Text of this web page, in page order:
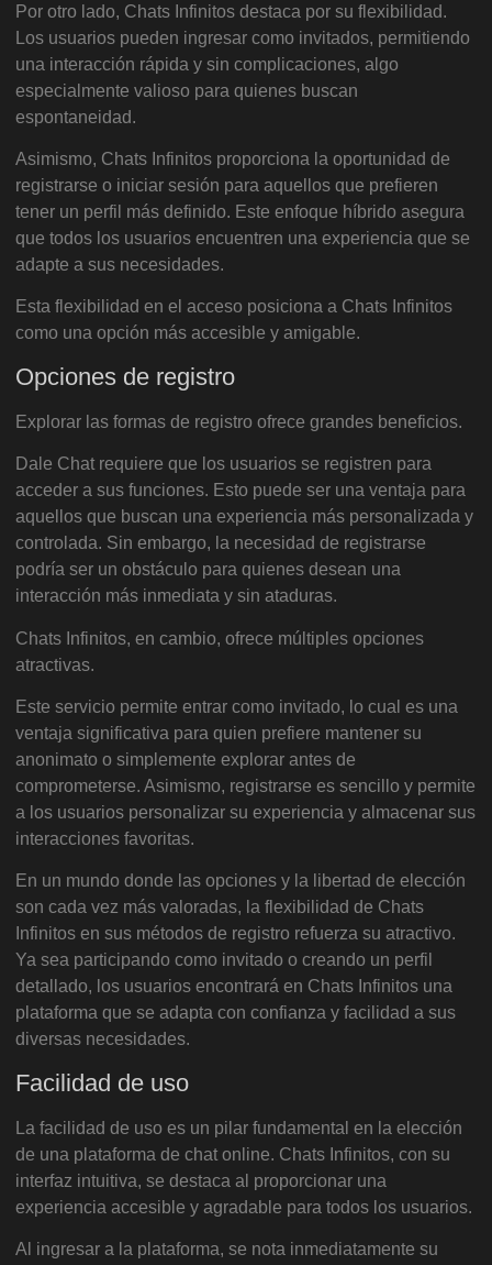
Por otro lado, Chats Infinitos destaca por su flexibilidad.
Los usuarios pueden ingresar como invitados, permitiendo
una interacción rápida y sin complicaciones, algo
especialmente valioso para quienes buscan
espontaneidad.
Asimismo, Chats Infinitos proporciona la oportunidad de
registrarse o iniciar sesión para aquellos que prefieren
tener un perfil más definido. Este enfoque híbrido asegura
que todos los usuarios encuentren una experiencia que se
adapte a sus necesidades.
Esta flexibilidad en el acceso posiciona a Chats Infinitos
como una opción más accesible y amigable.
Opciones de registro
Explorar las formas de registro ofrece grandes beneficios.
Dale Chat requiere que los usuarios se registren para
acceder a sus funciones. Esto puede ser una ventaja para
aquellos que buscan una experiencia más personalizada y
controlada. Sin embargo, la necesidad de registrarse
podría ser un obstáculo para quienes desean una
interacción más inmediata y sin ataduras.
Chats Infinitos, en cambio, ofrece múltiples opciones
atractivas.
Este servicio permite entrar como invitado, lo cual es una
ventaja significativa para quien prefiere mantener su
anonimato o simplemente explorar antes de
comprometerse. Asimismo, registrarse es sencillo y permite
a los usuarios personalizar su experiencia y almacenar sus
interacciones favoritas.
En un mundo donde las opciones y la libertad de elección
son cada vez más valoradas, la flexibilidad de Chats
Infinitos en sus métodos de registro refuerza su atractivo.
Ya sea participando como invitado o creando un perfil
detallado, los usuarios encontrará en Chats Infinitos una
plataforma que se adapta con confianza y facilidad a sus
diversas necesidades.
Facilidad de uso
La facilidad de uso es un pilar fundamental en la elección
de una plataforma de chat online. Chats Infinitos, con su
interfaz intuitiva, se destaca al proporcionar una
experiencia accesible y agradable para todos los usuarios.
Al ingresar a la plataforma, se nota inmediatamente su